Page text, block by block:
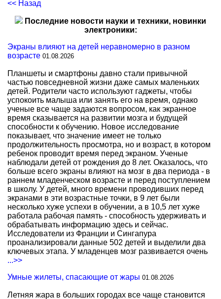
<< Назад
Последние новости науки и техники, новинки
электроники:
Экраны влияют на детей неравномерно в разном
возрасте 01.08.2026
Планшеты и смартфоны давно стали привычной
частью повседневной жизни даже самых маленьких
детей. Родители часто используют гаджеты, чтобы
успокоить малыша или занять его на время, однако
ученые все чаще задаются вопросом, как экранное
время сказывается на развитии мозга и будущей
способности к обучению. Новое исследование
показывает, что значение имеет не только
продолжительность просмотра, но и возраст, в котором
ребенок проводит время перед экраном. Ученые
наблюдали детей от рождения до 8 лет. Оказалось, что
больше всего экраны влияют на мозг в два периода - в
раннем младенческом возрасте и перед поступлением
в школу. У детей, много времени проводивших перед
экранами в эти возрастные точки, в 9 лет были
несколько хуже успехи в обучении, а в 10,5 лет хуже
работала рабочая память - способность удерживать и
обрабатывать информацию здесь и сейчас.
Исследователи из Франции и Сингапура
проанализировали данные 502 детей и выделили два
ключевых этапа. У младенцев мозг развивается очень
...>>
Умные жилеты, спасающие от жары 01.08.2026
Летняя жара в больших городах все чаще становится